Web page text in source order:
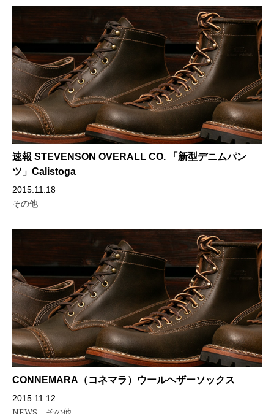
速報 STEVENSON OVERALL CO. 「新型デニムパン
ツ」Calistoga
2015.11.18
その他
CONNEMARA（コネマラ）ウールヘザーソックス
2015.11.12